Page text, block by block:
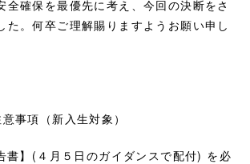
全確保を最優先に考え、今回の決断をさ
た。何卒ご理解賜りますようお願い申し
事項（新入生対象）
書】(４月５日のガイダンスで配付) を必